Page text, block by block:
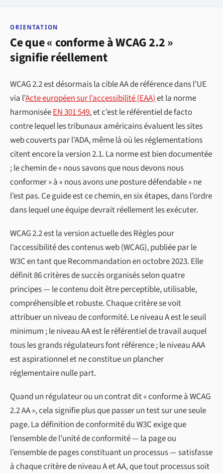
ORIENTATION
Ce que « conforme à WCAG 2.2 »
signifie réellement
WCAG 2.2 est désormais la cible AA de référence dans l’UE
via l’Acte européen sur l’accessibilité (EAA)et la norme
harmoniséeEN 301 549, et c’est le référentiel de facto
contre lequel les tribunaux américains évaluent les sites
web couverts par l’ADA, même là où les réglementations
citent encore la version 2.1. La norme est bien documentée
; le chemin de « nous savons que nous devons nous
conformer » à « nous avons une posture défendable » ne
l’est pas. Ce guide est ce chemin, en six étapes, dans l’ordre
dans lequel une équipe devrait réellement les exécuter.
WCAG 2.2 est la version actuelle des Règles pour
l’accessibilité des contenus web (WCAG), publiée par le
W3C en tant que Recommandation en octobre 2023. Elle
définit 86 critères de succès organisés selon quatre
principes — le contenu doit être perceptible, utilisable,
compréhensible et robuste. Chaque critère se voit
attribuer un niveau de conformité. Le niveau A est le seuil
minimum ; le niveau AA est le référentiel de travail auquel
tous les grands régulateurs font référence ; le niveau AAA
est aspirationnel et ne constitue un plancher
réglementaire nulle part.
Quand un régulateur ou un contrat dit « conforme à WCAG
2.2 AA », cela signifie plus que passer un test sur une seule
page. La définition de conformité du W3C exige que
l’ensemble de l’unité de conformité — la page ou
l’ensemble de pages constituant un processus — satisfasse
à chaque critère de niveau A et AA, que tout processus soit